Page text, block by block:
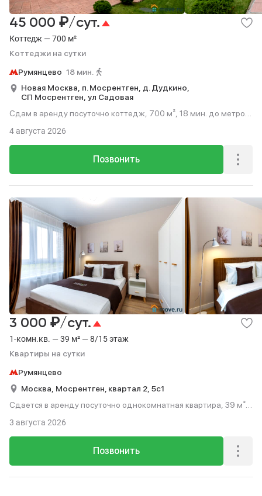
Коттедж — 700 м²
Коттеджи на сутки
45 000 ₽/сут.
Румянцево 18 мин.
Новая Москва, п. Мосрентген, д. Дудкино,
СП Мосрентген, ул Садовая
Сдам в аренду посуточно коттедж, 700 м², 18 мин. до метро
Позвонить
4 августа 2026
1-комн.кв. — 39 м² — 8/15 этаж
Квартиры на сутки
3 000 ₽/сут.
Румянцево
Москва, Мосрентген, квартал 2, 5с1
Сдается в аренду посуточно однокомнатная квартира, 39 м²,
Позвонить
3 августа 2026